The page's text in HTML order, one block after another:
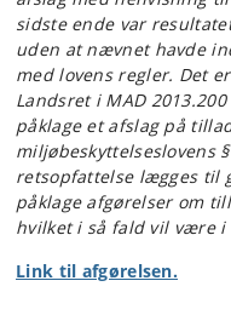
sidste ende var
uden at nævnet havde
med lovens regler. Det
Landsret i MAD
påklage et afslag på
miljøbeskyttelseslovens
retsopfattelse lægges til
påklage afgørelser om
hvilket i så fald vil være i
Link til afgørelsen.